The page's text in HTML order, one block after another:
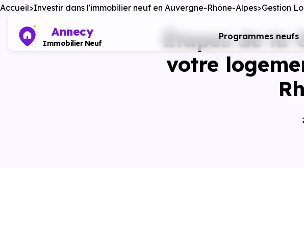
Annecy
Immobilier Neuf
Programmes neufs
Accueil Investir dans l'immobilier neuf en Auvergne-Rhône-Alpes Gestion
Étapes de la
votre